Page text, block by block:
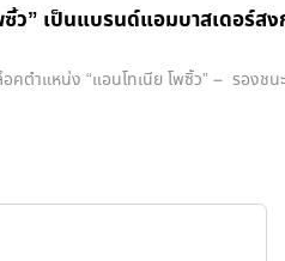
ว” เป็นแบรนด์แอมบาสเดอร์ส
ตำแหน่ง “แอนโทเนีย โพซิ้ว” – รองชน